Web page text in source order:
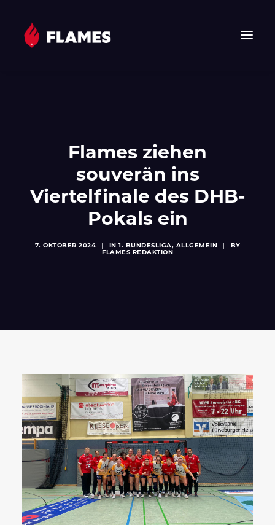
JUNIOR FLAMES
VEREIN
SPONSOREN & PARTNER
TICKETS
Flames ziehen
souverän ins
Viertelfinale des DHB-
Pokals ein
7. OKTOBER 2024 IN 1. BUNDESLIGA, ALLGEMEIN
BY
FLAMES REDAKTION